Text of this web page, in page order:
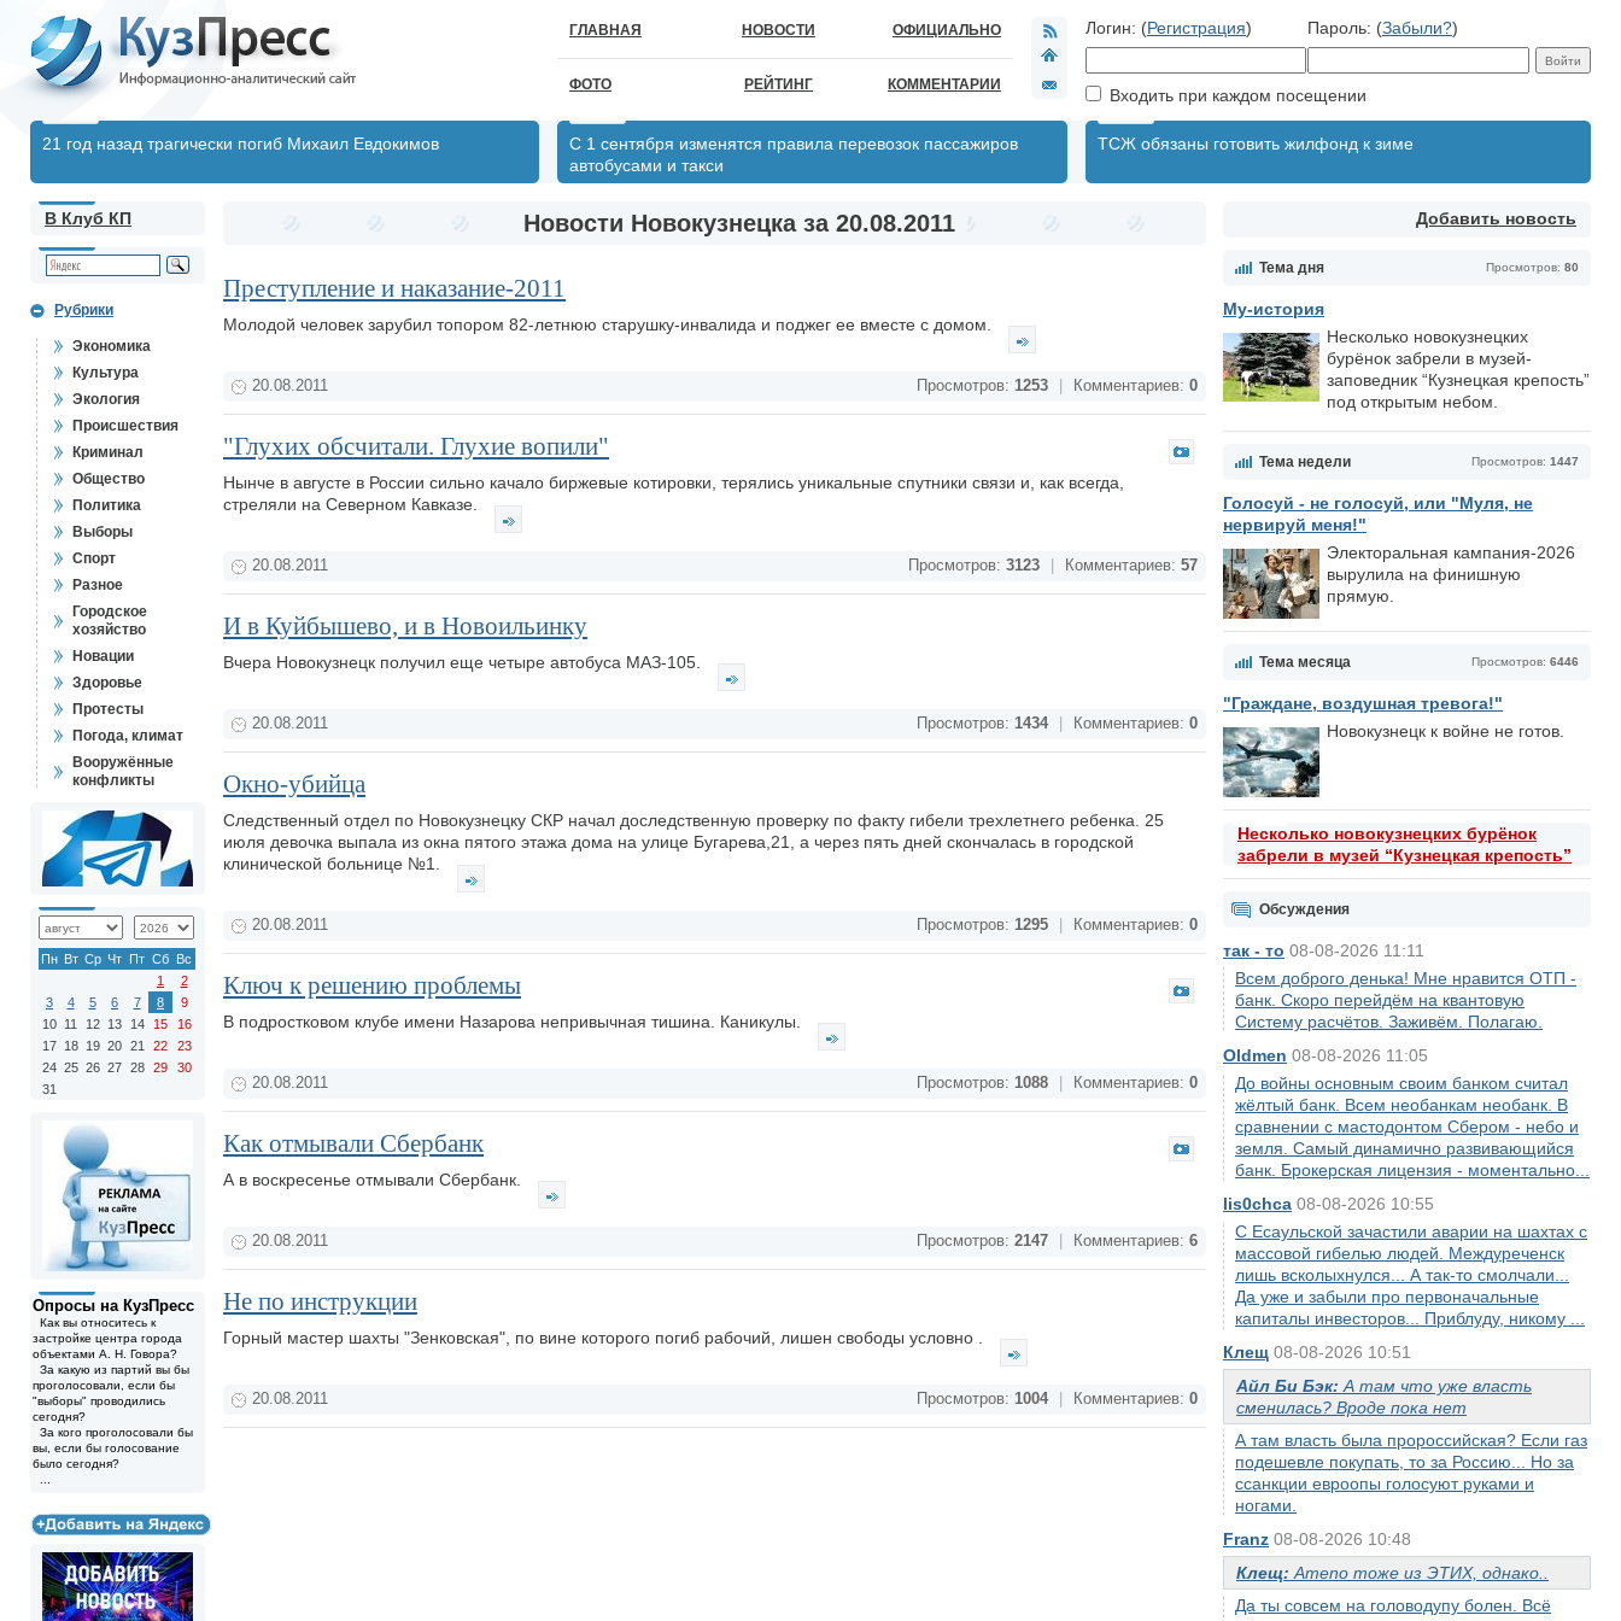
ГЛАВНАЯ НОВОСТИ ОФИЦИАЛЬНО
ФОТО РЕЙТИНГ КОММЕНТАРИИ
Логин: (Регистрация) Пароль: (Забыли?)
Входить при каждом посещении
21 год назад трагически погиб Михаил Евдокимов
С 1 сентября изменятся правила перевозок пассажиров
автобусами и такси
ТСЖ обязаны готовить жилфонд к зиме
Добавить новость
Просмотров: 80
Тема дня
Му-история
Несколько новокузнецких
бурёнок забрели в музей-
заповедник “Кузнецкая крепость”
под открытым небом.
Просмотров: 1447
Тема недели
Голосуй - не голосуй, или "Муля, не
нервируй меня!"
Электоральная кампания-2026
вырулила на финишную
прямую.
Просмотров: 6446
Тема месяца
"Граждане, воздушная тревога!"
Новокузнецк к войне не готов.
Несколько новокузнецких бурёнок
забрели в музей “Кузнецкая крепость”
Обсуждения
так - то 08-08-2026 11:11
Всем доброго денька! Мне нравится ОТП -
банк. Скоро перейдём на квантовую
Систему расчётов. Заживём. Полагаю.
Oldmen 08-08-2026 11:05
До войны основным своим банком считал
жёлтый банк. Всем необанкам необанк. В
сравнении с мастодонтом Сбером - небо и
земля. Самый динамично развивающийся
банк. Брокерская лицензия - моментально...
lis0chca 08-08-2026 10:55
С Есаульской зачастили аварии на шахтах с
массовой гибелью людей. Междуреченск
лишь всколыхнулся... А так-то смолчали...
Да уже и забыли про первоначальные
капиталы инвесторов... Приблуду, никому ...
Клещ 08-08-2026 10:51
Айл Би Бэк: А там что уже власть
сменилась? Вроде пока нет
А там власть была пророссийская? Если газ
подешевле покупать, то за Россию... Но за
ссанкции евроопы голосуют руками и
ногами.
Franz 08-08-2026 10:48
Клещ: Аmeno тоже из ЭТИХ, однако..
Да ты совсем на головодупу болен. Всё
В Клуб КП
Рубрики
Экономика
Культура
Экология
Происшествия
Криминал
Общество
Политика
Выборы
Спорт
Разное
Городское
хозяйство
Новации
Здоровье
Протесты
Погода, климат
Вооружённые
конфликты
Пн Вт Ср Чт Пт Сб Вс
1
2
3
4 5 6 7 8
9
10 11 12 13 14 15
16
17 18 19 20 21 22
23
24 25 26 27 28 29
30
31
Опросы на КузПресс
Как вы относитесь к
застройке центра города
объектами А. Н. Говора?
За какую из партий вы бы
проголосовали, если бы
"выборы" проводились
сегодня?
За кого проголосовали бы
вы, если бы голосование
было сегодня?
Новости Новокузнецка за 20.08.2011
Преступление и наказание-2011
Молодой человек зарубил топором 82-летнюю старушку-инвалида и поджег ее вместе с домом.
20.08.2011 Просмотров: 1253 Комментариев: 0
"Глухих обсчитали. Глухие вопили"
Нынче в августе в России сильно качало биржевые котировки, терялись уникальные спутники связи и, как всегда,
стреляли на Северном Кавказе.
20.08.2011 Просмотров: 3123 Комментариев: 57
И в Куйбышево, и в Новоильинку
Вчера Новокузнецк получил еще четыре автобуса МАЗ-105.
20.08.2011 Просмотров: 1434 Комментариев: 0
Окно-убийца
Следственный отдел по Новокузнецку СКР начал доследственную проверку по факту гибели трехлетнего ребенка. 25
июля девочка выпала из окна пятого этажа дома на улице Бугарева,21, а через пять дней скончалась в городской
клинической больнице №1.
20.08.2011 Просмотров: 1295 Комментариев: 0
Ключ к решению проблемы
В подростковом клубе имени Назарова непривычная тишина. Каникулы.
20.08.2011 Просмотров: 1088 Комментариев: 0
Как отмывали Сбербанк
А в воскресенье отмывали Сбербанк.
20.08.2011 Просмотров: 2147 Комментариев: 6
Не по инструкции
Горный мастер шахты "Зенковская", по вине которого погиб рабочий, лишен свободы условно .
20.08.2011 Просмотров: 1004 Комментариев: 0